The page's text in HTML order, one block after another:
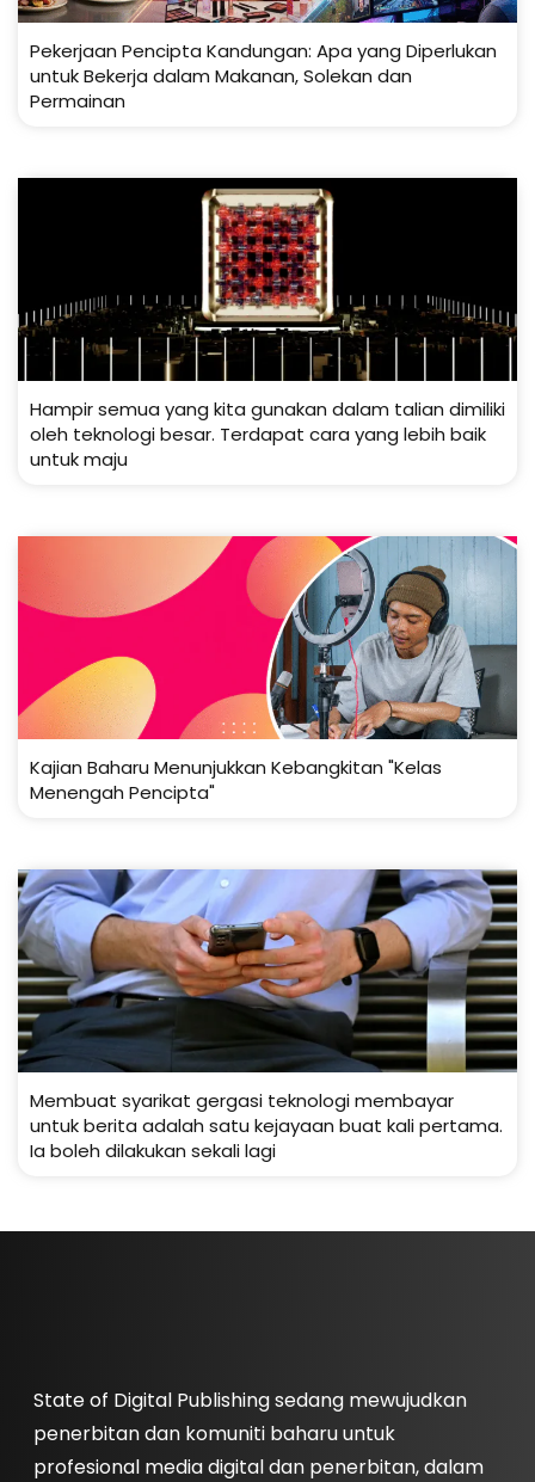
Pekerjaan Pencipta Kandungan: Apa yang Diperlukan
untuk Bekerja dalam Makanan, Solekan dan
Permainan
Hampir semua yang kita gunakan dalam talian dimiliki
oleh teknologi besar. Terdapat cara yang lebih baik
untuk maju
Kajian Baharu Menunjukkan Kebangkitan "Kelas
Menengah Pencipta"
Membuat syarikat gergasi teknologi membayar
untuk berita adalah satu kejayaan buat kali pertama.
Ia boleh dilakukan sekali lagi
State of Digital Publishing sedang mewujudkan
penerbitan dan komuniti baharu untuk
profesional media digital dan penerbitan, dalam